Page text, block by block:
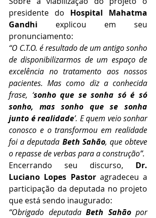
presidente do Hospital Mahatma
Gandhi explicou em seu
pronunciamento:
“O C.T.O. é resultado de um antigo sonho
de disponibilizarmos de um espaço de
excelência no tratamento aos nossos
pacientes. Mas como diz a conhecida
frase, ‘sonho que se sonha só é só
sonho, mas sonho que se sonha
junto é realidade’. E quem veio sonhar
conosco e o transformou em realidade
foi a deputada Beth Sahão, que obteve
o repasse de verbas para a construção”.
Encerrando seu discurso, Dr.
Luciano Lopes Pastor agradeceu a
participação da deputada no projeto
que está sendo inaugurado:
“Obrigado deputada Beth Sahão por